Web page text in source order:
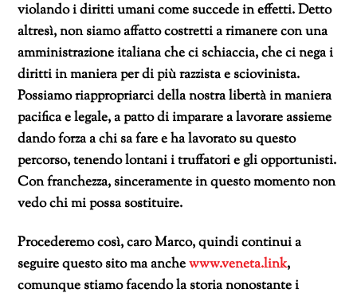
violando i diritti umani come succede in effetti. Detto
altresì, non siamo affatto costretti a rimanere con una
amministrazione italiana che ci schiaccia, che ci nega i
diritti in maniera per di più razzista e sciovinista.
Possiamo riappropriarci della nostra libertà in maniera
pacifica e legale, a patto di imparare a lavorare assieme
dando forza a chi sa fare e ha lavorato su questo
percorso, tenendo lontani i truffatori e gli opportunisti.
Con franchezza, sinceramente in questo momento non
vedo chi mi possa sostituire.
Procederemo così,caroMarco,quindi continui a
seguire questo sito ma anchewww.veneta.link,
comunque stiamo facendo la storia nonostante i